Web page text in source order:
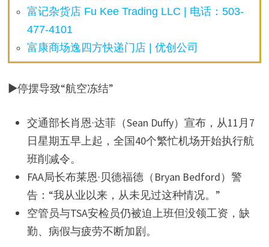
富记杂货店 Fu Kee Trading LLC | 电话：503-
477-4101
富康商场逸四方快递门店 | 优创公司
▶停摆导致“航空冻结”
交通部长肖恩·达菲（Sean Duffy）宣布，从11月7
日星期五早上起，全国40个繁忙机场开始执行航
班削减令。
FAA局长布莱恩·贝德福德（Bryan Bedford）警
告：“我从业以来，从未见过这种情况。”
空管员与TSA安检员仍被迫上班但没领工资，缺
勤、病假与疲劳不断加剧。